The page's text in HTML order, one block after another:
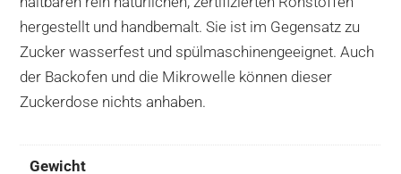
hergestellt und handbemalt. Sie ist im Gegensatz zu
Zucker wasserfest und spülmaschinengeeignet. Auch
der Backofen und die Mikrowelle können dieser
Zuckerdose nichts anhaben.
Gewicht